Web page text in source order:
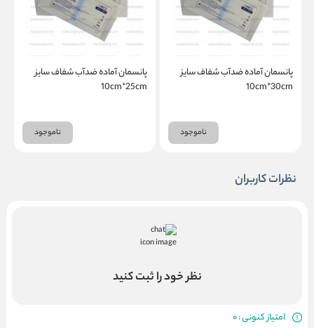
پانسمان آماده ضدآب شفاف سایز
10cm*30cm
ناموجود
پانسمان آماده ضدآب شفاف سایز
10cm*25cm
ناموجود
نظرات کاربران
نظر خود را ثبت کنید
امتیاز کنونی : 0